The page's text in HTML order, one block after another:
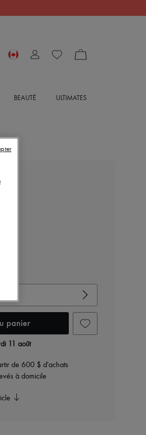
BEAUTÉ ULTIMATES
panier
11 août
de 600 $ d'achats
à domicile